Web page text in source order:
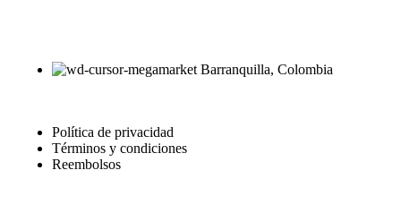
Barranquilla, Colombia
Política de privacidad
Términos y condiciones
Reembolsos